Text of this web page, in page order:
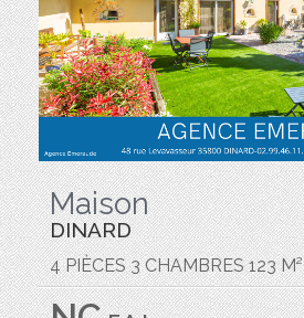
Maison
DINARD
4 PIÈCES 3 CHAMBRES 123 M²